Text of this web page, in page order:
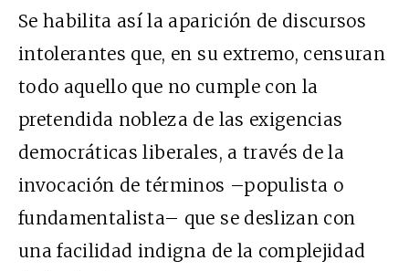
Se habilita así la aparición de discursos
intolerantes que, en su extremo, censuran
todo aquello que no cumple con la
pretendida nobleza de las exigencias
democráticas liberales, a través de la
invocación de términos –populista o
fundamentalista– que se deslizan con
una facilidad indigna de la complejidad